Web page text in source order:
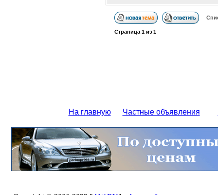
Страница 1из 1
На главную Частные объявления